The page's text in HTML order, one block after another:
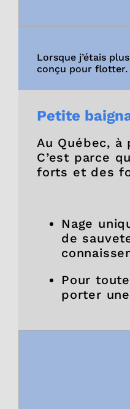
Lorsque j’étais
conçu pour flotter.
Petite
Au Québec,
C’est parce
forts et des
Nage
de
Pour
porter